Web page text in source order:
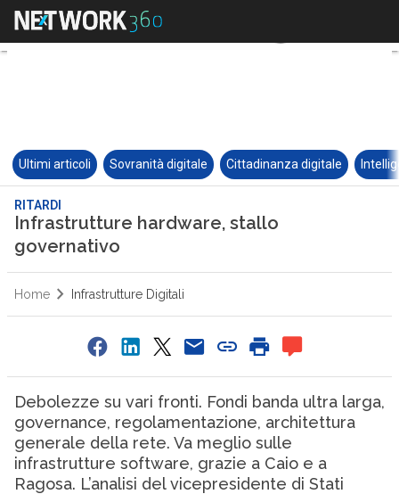
Ultimi articoli Sovranità digitale Cittadinanza digitale
RITARDI
Infrastrutture hardware, stallo
governativo
Home Infrastrutture Digitali
Debolezze su vari fronti. Fondi banda ultra larga,
governance, regolamentazione, architettura
generale della rete. Va meglio sulle
infrastrutture software, grazie a Caio e a
Ragosa. L’analisi del vicepresidente di Stati